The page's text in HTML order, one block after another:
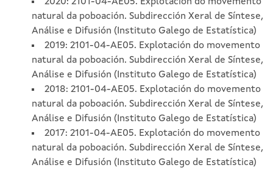
2020: 2101-04-AE05. Explotación do movemento
natural da poboación. Subdirección Xeral de Síntese,
Análise e Difusión (Instituto Galego de Estatística)
2019: 2101-04-AE05. Explotación do movemento
natural da poboación. Subdirección Xeral de Síntese,
Análise e Difusión (Instituto Galego de Estatística)
2018: 2101-04-AE05. Explotación do movemento
natural da poboación. Subdirección Xeral de Síntese,
Análise e Difusión (Instituto Galego de Estatística)
2017: 2101-04-AE05. Explotación do movemento
natural da poboación. Subdirección Xeral de Síntese,
Análise e Difusión (Instituto Galego de Estatística)